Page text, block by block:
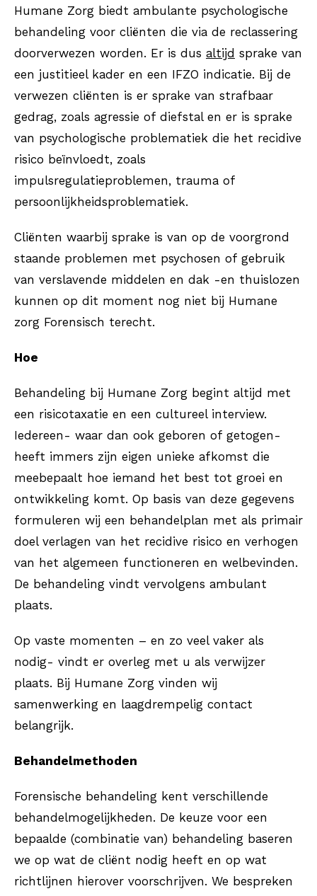
Humane Zorg biedt ambulante psychologische
behandeling voor cliënten die via de reclassering
doorverwezen worden. Er is dus altijd sprake van
een justitieel kader en een IFZO indicatie. Bij de
verwezen cliënten is er sprake van strafbaar
gedrag, zoals agressie of diefstal en er is sprake
van psychologische problematiek die het recidive
risico beïnvloedt, zoals
impulsregulatieproblemen, trauma of
persoonlijkheidsproblematiek.
Cliënten waarbij sprake is van op de voorgrond
staande problemen met psychosen of gebruik
van verslavende middelen en dak -en thuislozen
kunnen op dit moment nog niet bij Humane
zorg Forensisch terecht.
Hoe
Behandeling bij Humane Zorg begint altijd met
een risicotaxatie en een cultureel interview.
Iedereen- waar dan ook geboren of getogen-
heeft immers zijn eigen unieke afkomst die
meebepaalt hoe iemand het best tot groei en
ontwikkeling komt. Op basis van deze gegevens
formuleren wij een behandelplan met als primair
doel verlagen van het recidive risico en verhogen
van het algemeen functioneren en welbevinden.
De behandeling vindt vervolgens ambulant
plaats.
Op vaste momenten – en zo veel vaker als
nodig- vindt er overleg met u als verwijzer
plaats. Bij Humane Zorg vinden wij
samenwerking en laagdrempelig contact
belangrijk.
Behandelmethoden
Forensische behandeling kent verschillende
behandelmogelijkheden. De keuze voor een
bepaalde (combinatie van) behandeling baseren
we op wat de cliënt nodig heeft en op wat
richtlijnen hierover voorschrijven. We bespreken